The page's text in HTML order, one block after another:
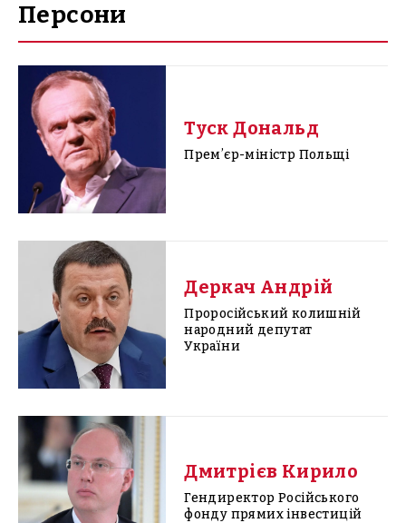
Персони
Туск Дональд
Премʼєр-міністр Польщі
Деркач Андрій
Проросійський колишній
народний депутат
України
Дмитрієв Кирило
Гендиректор Російського
фонду прямих інвестицій